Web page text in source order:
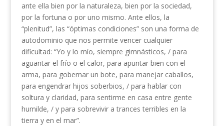
ante ella bien por la naturaleza, bien por la sociedad,
por la fortuna o por uno mismo. Ante ellos, la
“plenitud”, las “óptimas condiciones” son una forma de
autodominio que nos permite vencer cualquier
dificultad: “Yo y lo mío, siempre gimnásticos, / para
aguantar el frío o el calor, para apuntar bien con el
arma, para gobernar un bote, para manejar caballos,
para engendrar hijos soberbios, / para hablar con
soltura y claridad, para sentirme en casa entre gente
humilde, / y para sobrevivir a trances terribles en la
tierra y en el mar”.